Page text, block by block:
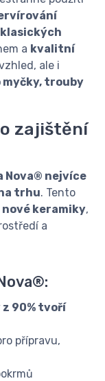
a kvalitní
ale i
myčky, trouby
zajištění
Nova® nejvíce
trhu. Tento
keramiky,
a
90% tvoří
přípravu,